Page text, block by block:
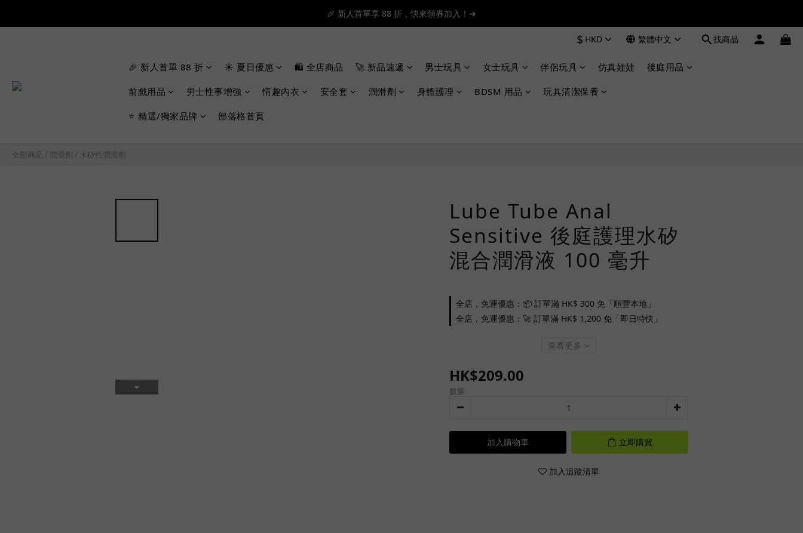
📦滿 $300 順豐免運 🚚 滿 $1200 即日特快免運 ➔
$ HKD 繁體中文 找商品
🎉 新人首單 88 折 ☀️ 夏日優惠 🛍️ 全店商品 🚀 新品速遞 男士玩具 女士玩具 伴侶玩具 仿真娃娃 後庭用品
前戲用品 男士性事增強 情趣內衣 安全套 潤滑劑 身體護理 BDSM 用品 玩具清潔保養
⭐ 精選/獨家品牌 部落格首頁
全部商品 / 潤滑劑 / 水矽性潤滑劑
Lube Tube Anal
Sensitive 後庭護理水矽
混合潤滑液 100 毫升
全店，免運優惠：📦 訂單滿 HK$ 300 免「順豐本地」
全店，免運優惠：🚀 訂單滿 HK$ 1,200 免「即日特快」
查看更多
HK$209.00
數量
加入購物車 立即購買
加入追蹤清單